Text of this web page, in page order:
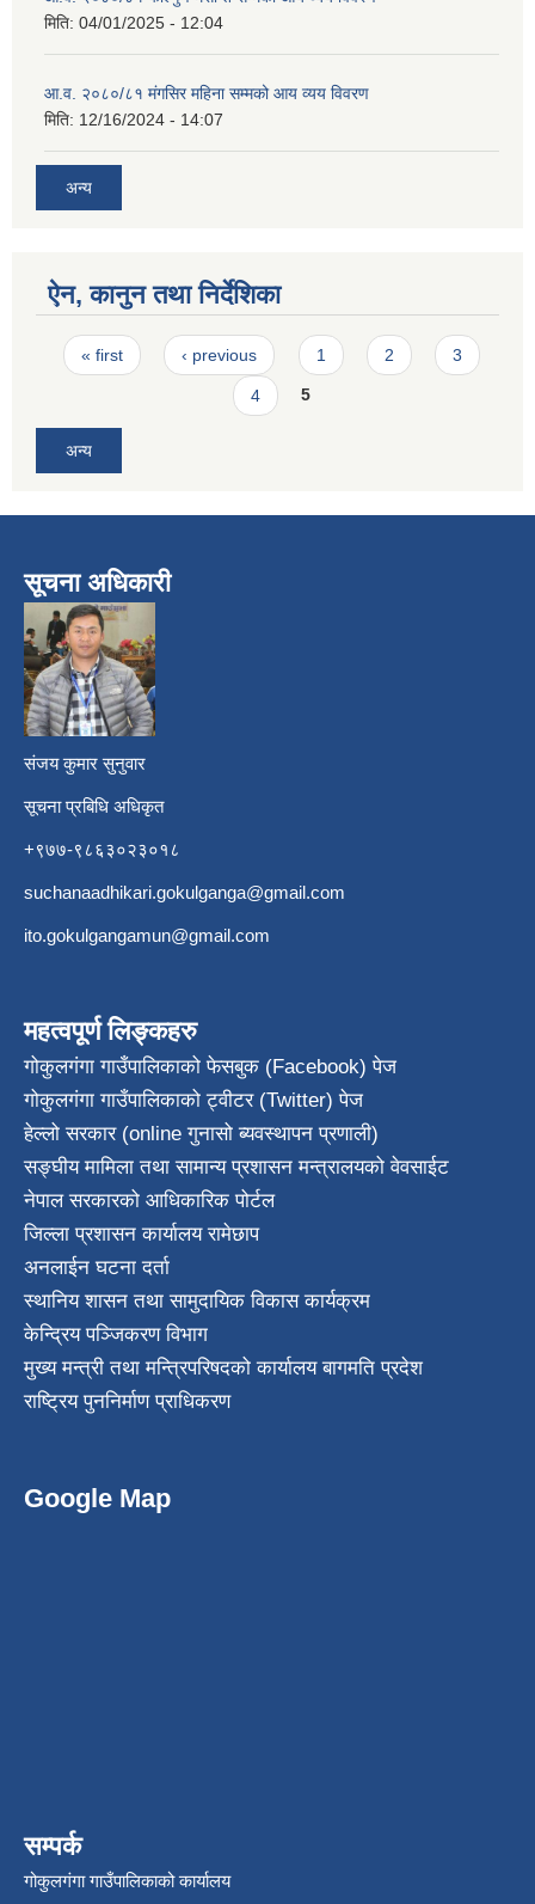
मिति: 04/01/2025 - 12:04
आ.व. २०८०/८१ मंगसिर महिना सम्मको आय व्यय विवरण
मिति: 12/16/2024 - 14:07
अन्य
ऐन, कानुन तथा निर्देशिका
Pages
« first ‹ previous 1 2 3
4 5
अन्य
सूचना अधिकारी
संजय कुमार सुनुवार
सूचना प्रबिधि अधिकृत
+९७७-९८६३०२३०१८
suchanaadhikari.gokulganga@gmail.com
ito.gokulgangamun@gmail.com
महत्वपूर्ण लिङ्कहरु
गोकुलगंगा गाउँपालिकाको फेसबुक (Facebook) पेज
गोकुलगंगा गाउँपालिकाको ट्वीटर (Twitter) पेज
हेल्लो सरकार (online गुनासो ब्यवस्थापन प्रणाली)
सङ्घीय मामिला तथा सामान्य प्रशासन मन्त्रालयको वेवसाईट
नेपाल सरकारको आधिकारिक पोर्टल
जिल्ला प्रशासन कार्यालय रामेछाप
अनलाईन घटना दर्ता
स्थानिय शासन तथा सामुदायिक विकास कार्यक्रम
केन्द्रिय पञ्जिकरण विभाग
मुख्य मन्त्री तथा मन्त्रिपरिषदको कार्यालय बागमति प्रदेश
राष्ट्रिय पुननिर्माण प्राधिकरण
Google Map
सम्पर्क
गोकुलगंगा गाउँपालिकाको कार्यालय